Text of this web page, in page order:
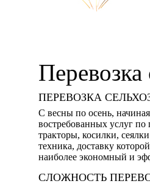
Перевозка
ПЕРЕВОЗКА
С весны по осень,
востребованных услуг по
тракторы, косилки,
техника, доставку
наиболее экономный и
СЛОЖНОСТЬ